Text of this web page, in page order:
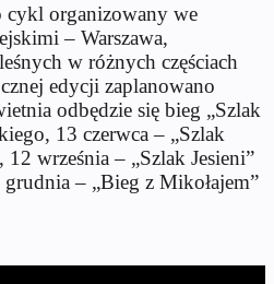
cykl organizowany we
– Warszawa,
w różnych częściach
edycji zaplanowano
odbędzie się bieg „Szlak
13 czerwca – „Szlak
września – „Szlak Jesieni”
– „Bieg z Mikołajem”